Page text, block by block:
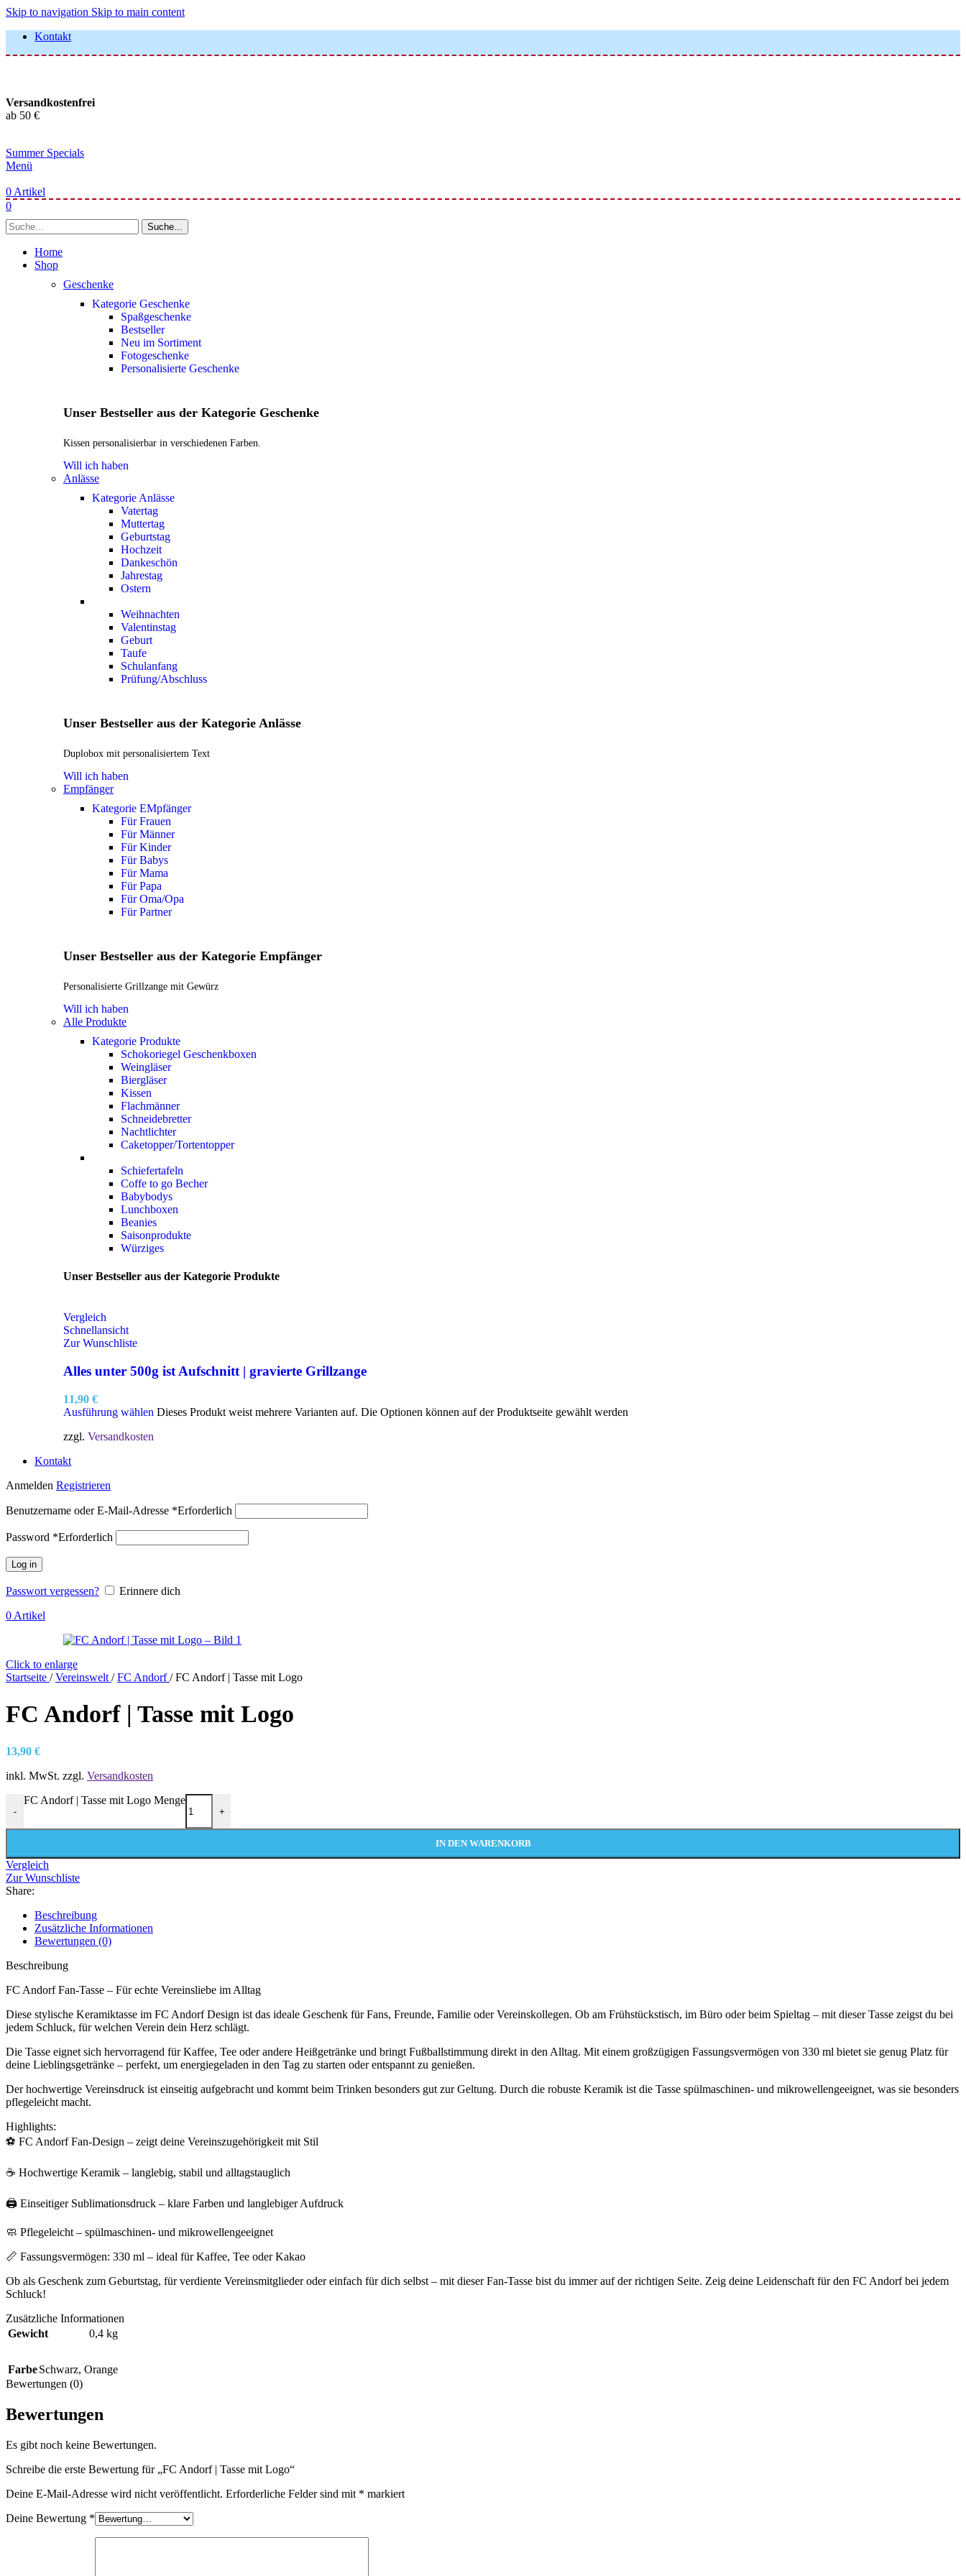
Skip to navigation Skip to main content
Kontakt
Versandkostenfrei
ab 50 €
Summer Specials
Menü
0 Artikel
0
Suche...
Home
Shop
Geschenke
Kategorie Geschenke
Spaßgeschenke
Bestseller
Neu im Sortiment
Fotogeschenke
Personalisierte Geschenke
Unser Bestseller aus der Kategorie Geschenke
Kissen personalisierbar in verschiedenen Farben.
Will ich haben
Anlässe
Kategorie Anlässe
Vatertag
Muttertag
Geburtstag
Hochzeit
Dankeschön
Jahrestag
Ostern
Weihnachten
Valentinstag
Geburt
Taufe
Schulanfang
Prüfung/Abschluss
Unser Bestseller aus der Kategorie Anlässe
Duplobox mit personalisiertem Text
Will ich haben
Empfänger
Kategorie EMpfänger
Für Frauen
Für Männer
Für Kinder
Für Babys
Für Mama
Für Papa
Für Oma/Opa
Für Partner
Unser Bestseller aus der Kategorie Empfänger
Personalisierte Grillzange mit Gewürz
Will ich haben
Alle Produkte
Kategorie Produkte
Schokoriegel Geschenkboxen
Weingläser
Biergläser
Kissen
Flachmänner
Schneidebretter
Nachtlichter
Caketopper/Tortentopper
Schiefertafeln
Coffe to go Becher
Babybodys
Lunchboxen
Beanies
Saisonprodukte
Würziges
Unser Bestseller aus der Kategorie Produkte
Vergleich
Schnellansicht
Zur Wunschliste
Alles unter 500g ist Aufschnitt | gravierte Grillzange
11,90 €
Ausführung wählen Dieses Produkt weist mehrere Varianten auf. Die Optionen können auf der Produktseite gewählt werden
zzgl. Versandkosten
Kontakt
Anmelden Registrieren
Benutzername oder E-Mail-Adresse *Erforderlich
Password *Erforderlich
Log in
Passwort vergessen?
Erinnere dich
0 Artikel
Click to enlarge
Startseite / Vereinswelt / FC Andorf/ FC Andorf | Tasse mit Logo
FC Andorf | Tasse mit Logo
13,90 €
inkl. MwSt. zzgl. Versandkosten
-
FC Andorf | Tasse mit Logo Menge
+
IN DEN WARENKORB
Vergleich
Zur Wunschliste
Share:
Beschreibung
Zusätzliche Informationen
Bewertungen (0)
Beschreibung
FC Andorf Fan-Tasse – Für echte Vereinsliebe im Alltag
Diese stylische Keramiktasse im FC Andorf Design ist das ideale Geschenk für Fans, Freunde, Familie oder Vereinskollegen. Ob am Frühstückstisch, im Büro oder beim Spieltag – mit dieser Tasse zeigst du bei
jedem Schluck, für welchen Verein dein Herz schlägt.
Die Tasse eignet sich hervorragend für Kaffee, Tee oder andere Heißgetränke und bringt Fußballstimmung direkt in den Alltag. Mit einem großzügigen Fassungsvermögen von 330 ml bietet sie genug Platz für
deine Lieblingsgetränke – perfekt, um energiegeladen in den Tag zu starten oder entspannt zu genießen.
Der hochwertige Vereinsdruck ist einseitig aufgebracht und kommt beim Trinken besonders gut zur Geltung. Durch die robuste Keramik ist die Tasse spülmaschinen- und mikrowellengeeignet, was sie besonders
pflegeleicht macht.
Highlights:
⚽ FC Andorf Fan-Design – zeigt deine Vereinszugehörigkeit mit Stil
☕ Hochwertige Keramik – langlebig, stabil und alltagstauglich
🖨️ Einseitiger Sublimationsdruck – klare Farben und langlebiger Aufdruck
🧼 Pflegeleicht – spülmaschinen- und mikrowellengeeignet
📏 Fassungsvermögen: 330 ml – ideal für Kaffee, Tee oder Kakao
Ob als Geschenk zum Geburtstag, für verdiente Vereinsmitglieder oder einfach für dich selbst – mit dieser Fan-Tasse bist du immer auf der richtigen Seite. Zeig deine Leidenschaft für den FC Andorf bei jedem
Schluck!
Zusätzliche Informationen
Gewicht
0,4 kg
FarbeSchwarz, Orange
Bewertungen (0)
Bewertungen
Es gibt noch keine Bewertungen.
Schreibe die erste Bewertung für „FC Andorf | Tasse mit Logo“
Deine E-Mail-Adresse wird nicht veröffentlicht. Erforderliche Felder sind mit * markiert
Deine Bewertung *